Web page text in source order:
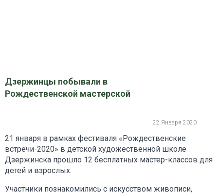
Дзержинцы побывали в
Рождественской мастерской
22 Января 2020
21 января в рамках фестиваля «Рождественские
встречи-2020» в детской художественной школе
Дзержинска прошло 12 бесплатных мастер-классов для
детей и взрослых.
Участники познакомились с искусством живописи,